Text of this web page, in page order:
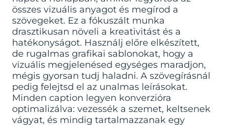
összes vizuális anyagot és megírod a
szövegeket. Ez a fókuszált munka
drasztikusan növeli a kreativitást és a
hatékonyságot. Használj előre elkészített,
de rugalmas grafikai sablonokat, hogy a
vizuális megjelenésed egységes maradjon,
mégis gyorsan tudj haladni. A szövegírásnál
pedig felejtsd el az unalmas leírásokat.
Minden caption legyen konverzióra
optimalizálva: vezessék a szemet, keltsenek
vágyat, és mindig tartalmazzanak egy